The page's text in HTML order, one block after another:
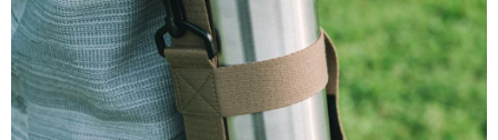
【「AFTEE先享後付」結帳流程】
１．於結帳方式選擇「AFTEE先享後付」後，將跳轉至「AFTEE先享後付」
結帳頁面，進行簡訊認證並確認金額後，即可完成結帳。
２．訂單成立數日內，您將收到繳費通知簡訊。
３．收到繳費通知簡訊後14天內，點擊此簡訊中的連結，可透過四大超商／
ATM／網路銀行／等多元方式進行付款，方視為交易完成。